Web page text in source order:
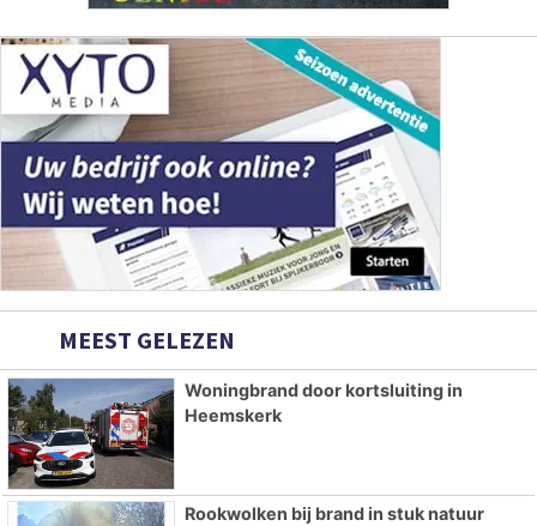
MEEST GELEZEN
Woningbrand door kortsluiting in
Heemskerk
Rookwolken bij brand in stuk natuur